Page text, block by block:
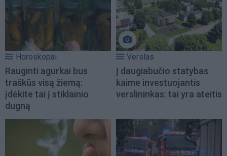
Horoskopai
Rauginti agurkai bus
traškūs visą žiemą:
įdėkite tai į stiklainio
dugną
Verslas
Į daugiabučio statybas
kaime investuojantis
verslininkas: tai yra ateitis